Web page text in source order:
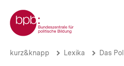
zum
Seiteninhalt
springen
Zur Startseite der bpb
Rechtsaufsicht
Brotkrümelnavigation
kurz&knapp Lexika Das